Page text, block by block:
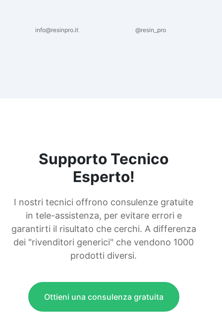
info@resinpro.it @resin_pro
Supporto Tecnico
Esperto!
I nostri tecnici offrono consulenze gratuite
in tele-assistenza, per evitare errori e
garantirti il risultato che cerchi. A differenza
dei "rivenditori generici" che vendono 1000
prodotti diversi.
Ottieni una consulenza gratuita